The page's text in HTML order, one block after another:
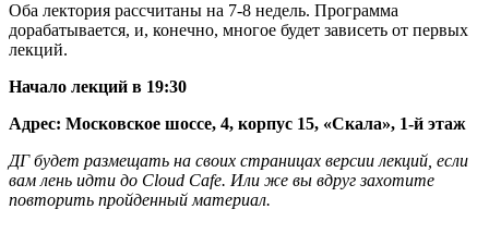
Оба лектория рассчитаны на 7-8 недель. Программа
дорабатывается, и, конечно, многое будет зависеть от первых
лекций.
Начало лекций в 19:30
Адрес: Московское шоссе, 4, корпус 15, «Скала», 1-й этаж
ДГ будет размещать на своих страницах версии лекций, если
вам лень идти до Cloud Cafe. Или же вы вдруг захотите
повторить пройденный материал.